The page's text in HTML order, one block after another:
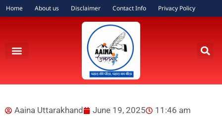
Home About us Disclaimer Contact Info Privacy Policy
Aaina Uttarakhand June 19, 2025
11:46 am